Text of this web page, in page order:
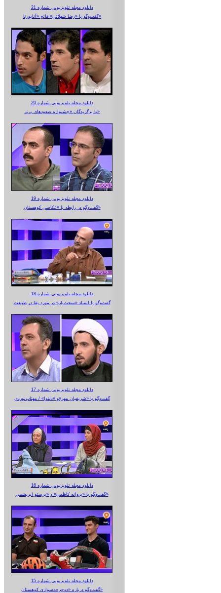
دانلود مجله تلویزیونی شماره 21
گفت‌وگو با «رضا شهلائی» فاتح «آناپورنا»
دانلود مجله تلویزیونی شماره 20
با برگزیدگان «جشنواره صعودهای برتر»
دانلود مجله تلویزیونی شماره 19
گفت‌وگو در رابطه با «عکاسی کوهستان»
دانلود مجله تلویزیونی شماره 18
گفت‌وگو با استاد «سخت‌باز» در مورد بقا در طبیعت
دانلود مجله تلویزیونی شماره 17
گفت‌وگو با «شریفیان مهر»‌و «دلنوا» / مهتاب‌نوردی
دانلود مجله تلویزیونی شماره 16
گفت‌وگو با «پروانه کاظمی» و «پرستو‌ ابریشمی»
دانلود مجله تلویزیونی شماره 15
گفت‌وگو درباره «دوچرخه‌سواری کوهستان»